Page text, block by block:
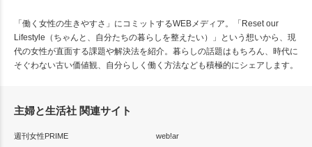
「働く女性の生きやすさ」にコミットするWEBメディア。「Reset our
Lifestyle（ちゃんと、自分たちの暮らしを整えたい）」という想いから、現
代の女性が直面する課題や解決法を紹介。暮らしの話題はもちろん、時代に
そぐわない古い価値観、自分らしく働く方法なども積極的にシェアします。
主婦と生活社 関連サイト
週刊女性PRIME web!ar